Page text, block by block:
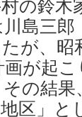
の鈴木
島三
が、昭
が起
の結果
区」と